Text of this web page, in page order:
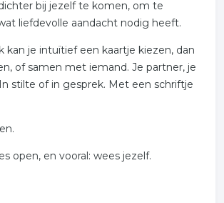
bij jezelf te komen, om te
liefdevolle aandacht nodig heeft.
je intuïtief een kaartje kiezen, dan
of samen met iemand. Je partner, je
stilte of in gesprek. Met een schriftje
open, en vooral: wees jezelf.